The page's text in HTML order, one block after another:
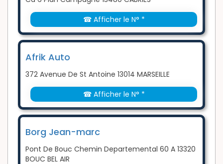
☎ Afficher le N° *
Afrik Auto
372 Avenue De St Antoine 13014 MARSEILLE
☎ Afficher le N° *
Borg Jean-marc
Pont De Bouc Chemin Departemental 60 A 13320
BOUC BEL AIR